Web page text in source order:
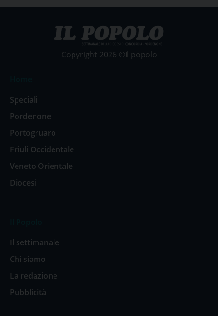
Copyright 2026 ©Il popolo
Speciali
Pordenone
Portogruaro
Friuli Occidentale
Veneto Orientale
Diocesi
Il settimanale
Chi siamo
La redazione
Pubblicità